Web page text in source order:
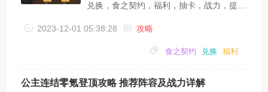
1000...
兑换，食之契约，福利，抽卡，战力，提
的福利兑换，那么食之契约不见忘川优先兑
理带来食之契约不见忘川详解：【不见忘
消耗：无（抽卡已消耗）奖励：大量游戏道
2023-12-01 05:38:28 攻略
食之契约 兑换 福利
公主连结零氪登顶攻略 推荐阵容及战力详解